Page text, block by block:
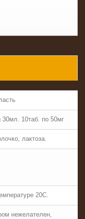
10таб. по 50мг
лактоза.
20C.
нежелателен,